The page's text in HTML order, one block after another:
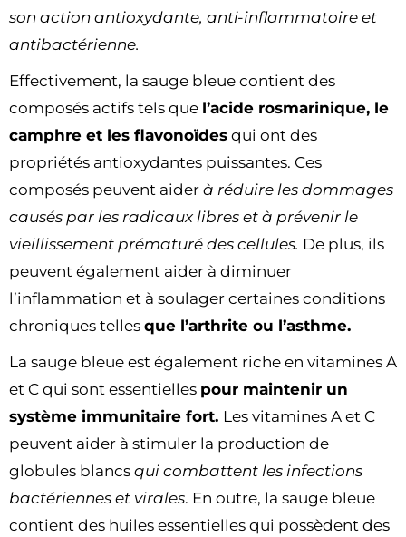
son action antioxydante, anti-inflammatoire et
antibactérienne.
Effectivement, la sauge bleue contient des
composés actifs tels que l’acide rosmarinique, le
camphre et les flavonoïdes qui ont des
propriétés antioxydantes puissantes. Ces
composés peuvent aider à réduire les dommages
causés par les radicaux libres et à prévenir le
vieillissement prématuré des cellules. De plus, ils
peuvent également aider à diminuer
l’inflammation et à soulager certaines conditions
chroniques telles que l’arthrite ou l’asthme.
La sauge bleue est également riche en vitamines A
et C qui sont essentielles pour maintenir un
système immunitaire fort. Les vitamines A et C
peuvent aider à stimuler la production de
globules blancs qui combattent les infections
bactériennes et virales. En outre, la sauge bleue
contient des huiles essentielles qui possèdent des